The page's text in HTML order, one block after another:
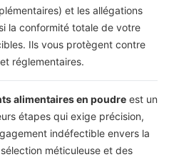
et les allégations
la conformité totale de votre
Ils vous protègent contre
réglementaires.
alimentaires en poudre est un
étapes qui exige précision,
indéfectible envers la
méticuleuse et des